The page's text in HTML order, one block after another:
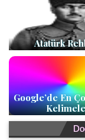
Atatürk
Google’de En